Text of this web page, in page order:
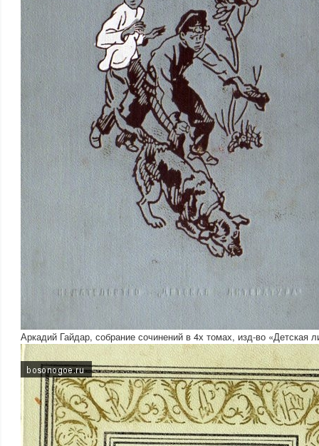
Аркадий Гайдар, собрание сочинений в 4х томах, изд-во «Детская